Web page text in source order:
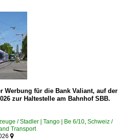
Werbung für die Bank Valiant, auf der
zur Haltestelle am Bahnhof SBB.
/ Stadler | Tango | Be 6/10, Schweiz /
Transport
